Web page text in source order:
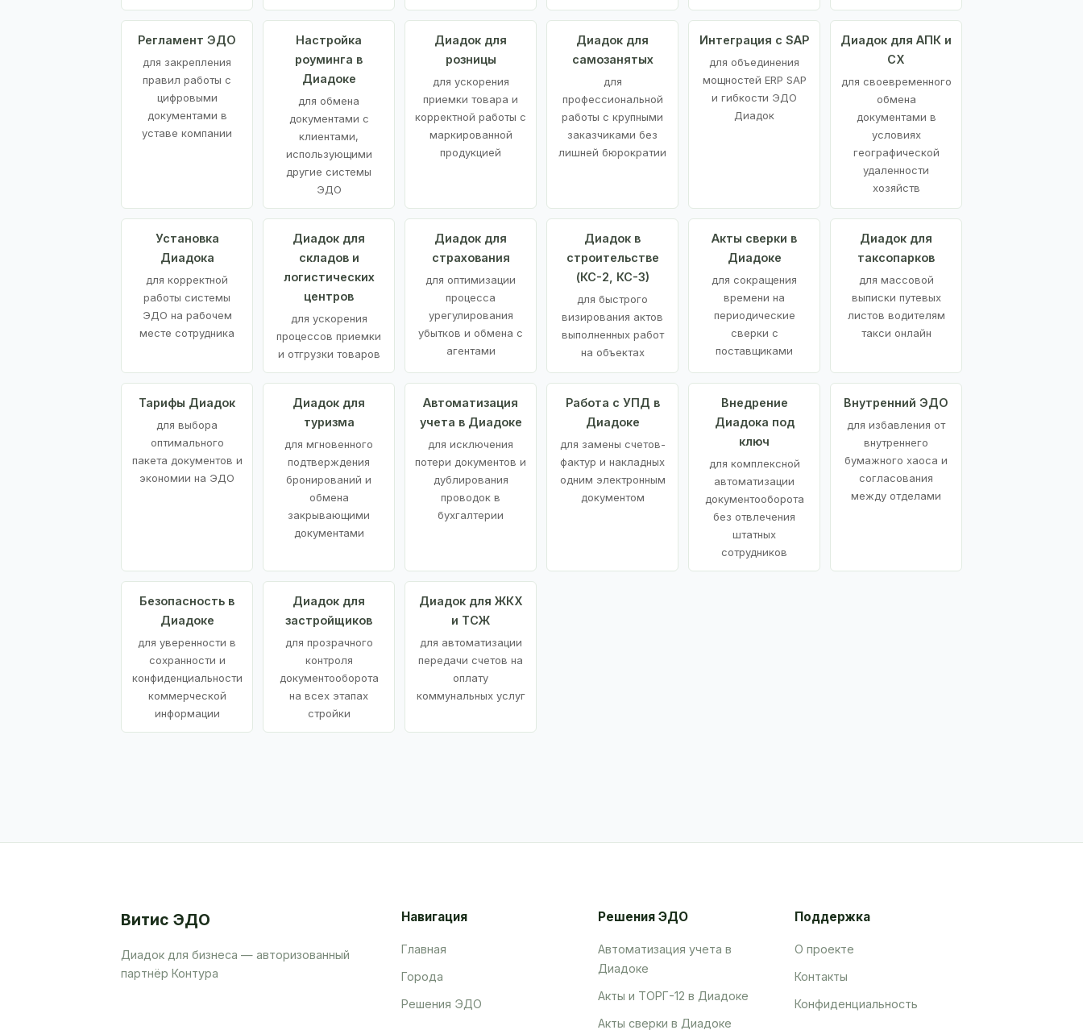
Регламент ЭДО
для закрепления
правил работы с
цифровыми
документами в
уставе компании
Настройка
роуминга в
Диадоке
для обмена
документами с
клиентами,
использующими
другие системы
ЭДО
Диадок для
розницы
для ускорения
приемки товара и
корректной работы с
маркированной
продукцией
Диадок для
самозанятых
для
профессиональной
работы с крупными
заказчиками без
лишней бюрократии
Интеграция с SAP
для объединения
мощностей ERP SAP
и гибкости ЭДО
Диадок
Диадок для АПК и
СХ
для своевременного
обмена
документами в
условиях
географической
удаленности
хозяйств
Установка
Диадока
для корректной
работы системы
ЭДО на рабочем
месте сотрудника
Диадок для
складов и
логистических
центров
для ускорения
процессов приемки
и отгрузки товаров
Диадок для
страхования
для оптимизации
процесса
урегулирования
убытков и обмена с
агентами
Диадок в
строительстве
(КС-2, КС-3)
для быстрого
визирования актов
выполненных работ
на объектах
Акты сверки в
Диадоке
для сокращения
времени на
периодические
сверки с
поставщиками
Диадок для
таксопарков
для массовой
выписки путевых
листов водителям
такси онлайн
Тарифы Диадок
для выбора
оптимального
пакета документов и
экономии на ЭДО
Диадок для
туризма
для мгновенного
подтверждения
бронирований и
обмена
закрывающими
документами
Автоматизация
учета в Диадоке
для исключения
потери документов и
дублирования
проводок в
бухгалтерии
Работа с УПД в
Диадоке
для замены счетов-
фактур и накладных
одним электронным
документом
Внедрение
Диадока под
ключ
для комплексной
автоматизации
документооборота
без отвлечения
штатных
сотрудников
Внутренний ЭДО
для избавления от
внутреннего
бумажного хаоса и
согласования
между отделами
Безопасность в
Диадоке
для уверенности в
сохранности и
конфиденциальности
коммерческой
информации
Диадок для
застройщиков
для прозрачного
контроля
документооборота
на всех этапах
стройки
Диадок для ЖКХ
и ТСЖ
для автоматизации
передачи счетов на
оплату
коммунальных услуг
Витис ЭДО
Диадок для бизнеса — авторизованный
партнёр Контура
Навигация
Главная
Города
Решения ЭДО
Решения ЭДО
Автоматизация учета в
Диадоке
Акты и ТОРГ-12 в Диадоке
Акты сверки в Диадоке
Поддержка
О проекте
Контакты
Конфиденциальность